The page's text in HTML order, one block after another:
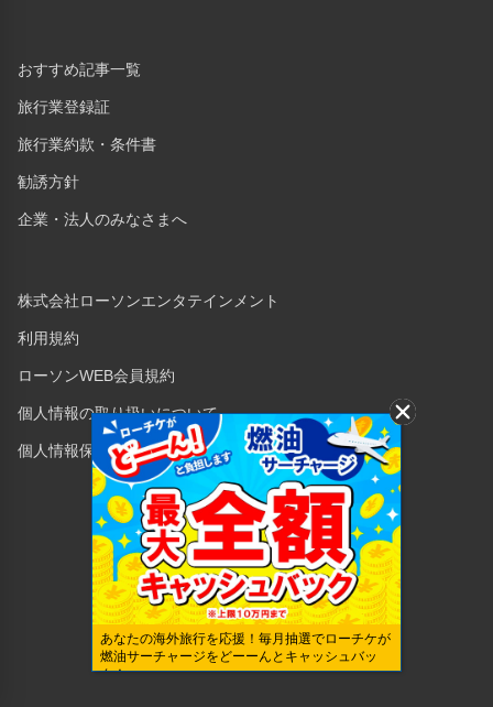
おすすめ記事一覧
旅行業登録証
旅行業約款・条件書
勧誘方針
企業・法人のみなさまへ
株式会社ローソンエンタテインメント
利用規約
ローソンWEB会員規約
個人情報の取り扱いについて
個人情報保護方針
Copyright © 1998 Lawson Entertainment, Inc.
あなたの海外旅行を応援！毎月抽選でローチケが
燃油サーチャージをどーーんとキャッシュバッ
ク！